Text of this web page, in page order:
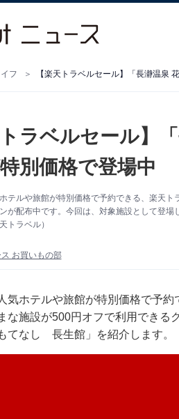
フ 【楽天トラベルセール】「長瀞温泉
トラベルセール】
別価格で登場中
テルや旅館が特別価格で予約できる、楽天
が配布中です。今回は、対象施設として登
トラベル）
お買いもの部
気ホテルや旅館が特別価格で予
な施設が500円オフで利用できる
なし 長生館」を紹介します。